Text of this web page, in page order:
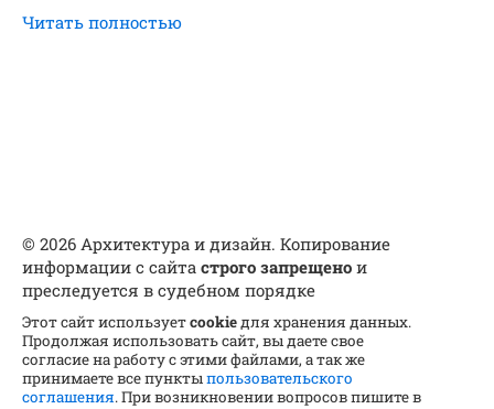
Читать полностью
© 2026 Архитектура и дизайн. Копирование
информации с сайта строго запрещено и
преследуется в судебном порядке
Этот сайт используетcookieдля хранения данных.
Продолжая использовать сайт, вы даете свое
согласие на работу с этими файлами, а так же
принимаете все пунктыпользовательского
соглашения. При возникновении вопросов пишите в